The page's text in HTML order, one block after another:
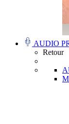
AUDIO
Retour